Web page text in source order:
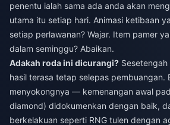
penentu ialah sama ada anda akan
utama itu setiap hari. Animasi ketibaan
setiap perlawanan? Wajar. Item pamer
dalam seminggu? Abaikan.
Adakah roda ini dicurangi?
hasil terasa tetap selepas pembuangan.
menyokongnya — kemenangan awal
diamond) didokumenkan dengan baik,
berkelakuan seperti RNG tulen dengan